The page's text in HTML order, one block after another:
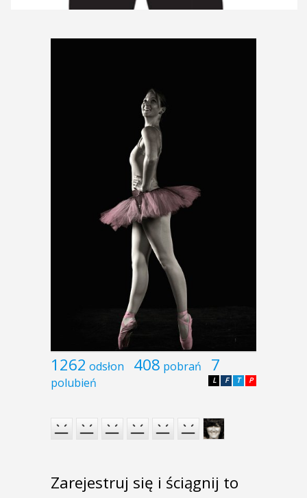
1262 odsłon 408 pobrań 7
polubień P
T
F
L
Zarejestruj się i ściągnij to